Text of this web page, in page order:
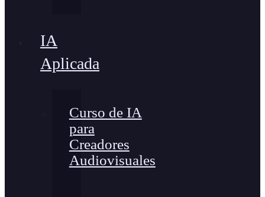
IA
Aplicada
Curso de IA
para
Creadores
Audiovisuales